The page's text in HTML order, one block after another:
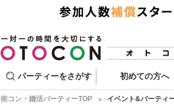
パーティーをさがす 初めての方へ
街コン・婚活パーティーTOP イベント&パーティ